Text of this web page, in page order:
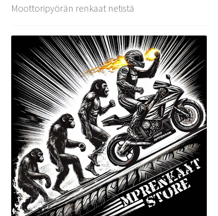
Moottoripyörän renkaat netistä